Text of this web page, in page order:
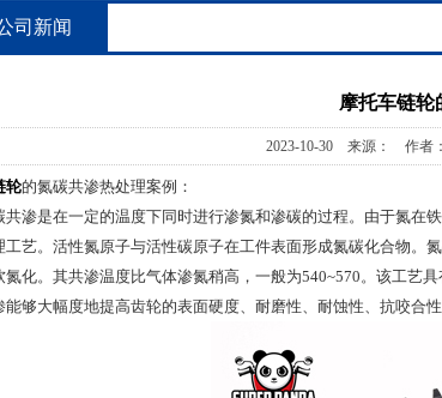
司新闻
摩托车链轮
2023-10-30 来源： 作者
轮的氮碳共渗热处理案例：
共渗是在一定的温度下同时进行渗氮和渗碳的过程。由于氮在
工艺。活性氮原子与活性碳原子在工件表面形成氮碳化合物。
氮化。其共渗温度比气体渗氮稍高，一般为540~570。该工艺
能够大幅度地提高齿轮的表面硬度、耐磨性、耐蚀性、抗咬合